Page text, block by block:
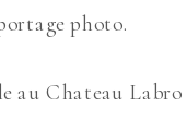
photo.